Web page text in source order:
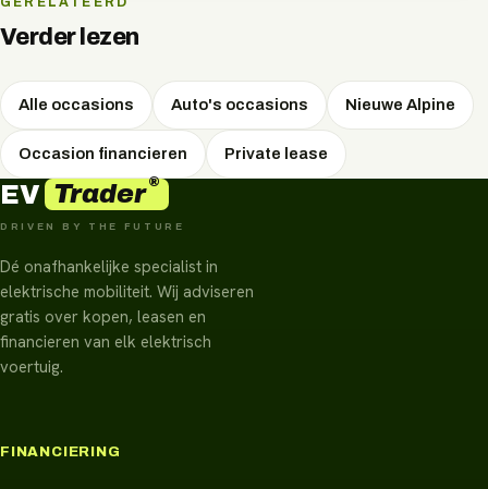
Verder lezen
Alle occasions Auto's occasions Nieuwe Alpine
Occasion financieren Private lease
EV Trader®
DRIVEN BY THE FUTURE
Dé onafhankelijke specialist in
elektrische mobiliteit. Wij adviseren
gratis over kopen, leasen en
financieren van elk elektrisch
voertuig.
FINANCIERING